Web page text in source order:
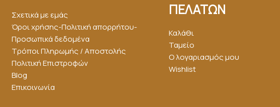
Σχετικά με εμάς
Όροι χρήσης-Πολιτική απορρήτου-
Προσωπικά δεδομένα
Τρόποι Πληρωμής / Αποστολής
Πολιτική Επιστροφών
Blog
Επικοινωνία
ΠΕΛΑΤΩΝ
Καλάθι
Ταμείο
Ο λογαριασμός μου
Wishlist